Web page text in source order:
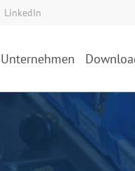
LinkedIn
Unternehmen